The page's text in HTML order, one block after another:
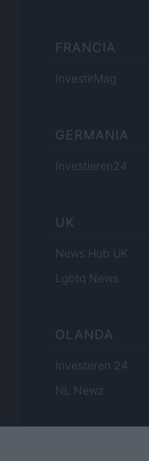
FRANCIA
InvestirMag
GERMANIA
Investieren24
UK
News Hub UK
Lgbtq News
OLANDA
Investeren 24
NL Newz